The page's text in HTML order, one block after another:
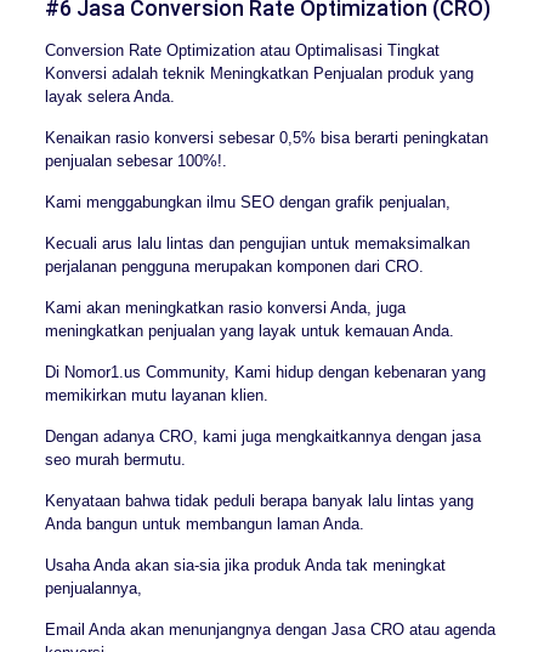
#6 Jasa Conversion Rate Optimization (CRO)
Conversion Rate Optimization atau Optimalisasi Tingkat
Konversi adalah teknik Meningkatkan Penjualan produk yang
layak selera Anda.
Kenaikan rasio konversi sebesar 0,5% bisa berarti peningkatan
penjualan sebesar 100%!.
Kami menggabungkan ilmu SEO dengan grafik penjualan,
Kecuali arus lalu lintas dan pengujian untuk memaksimalkan
perjalanan pengguna merupakan komponen dari CRO.
Kami akan meningkatkan rasio konversi Anda, juga
meningkatkan penjualan yang layak untuk kemauan Anda.
Di Nomor1.us Community, Kami hidup dengan kebenaran yang
memikirkan mutu layanan klien.
Dengan adanya CRO, kami juga mengkaitkannya dengan jasa
seo murah bermutu.
Kenyataan bahwa tidak peduli berapa banyak lalu lintas yang
Anda bangun untuk membangun laman Anda.
Usaha Anda akan sia-sia jika produk Anda tak meningkat
penjualannya,
Email Anda akan menunjangnya dengan Jasa CRO atau agenda